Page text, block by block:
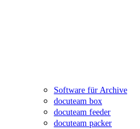
Software für Archive
docuteam box
docuteam feeder
docuteam packer